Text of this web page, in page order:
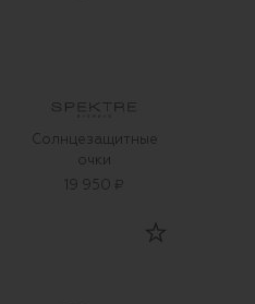
Солнцезащитные
очки
19 950 ₽